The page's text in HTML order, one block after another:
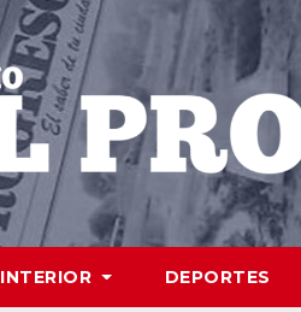
INTERIOR DEPORTES